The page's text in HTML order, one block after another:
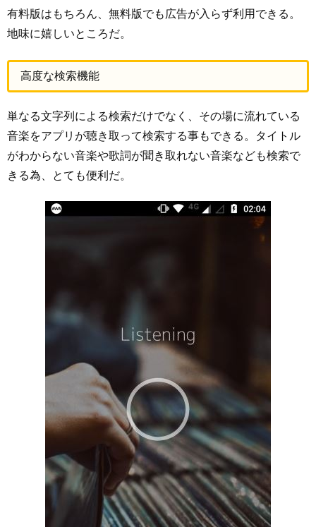
有料版はもちろん、無料版でも広告が入らず利用できる。
地味に嬉しいところだ。
高度な検索機能
単なる文字列による検索だけでなく、その場に流れている
音楽をアプリが聴き取って検索する事もできる。タイトル
がわからない音楽や歌詞が聞き取れない音楽なども検索で
きる為、とても便利だ。